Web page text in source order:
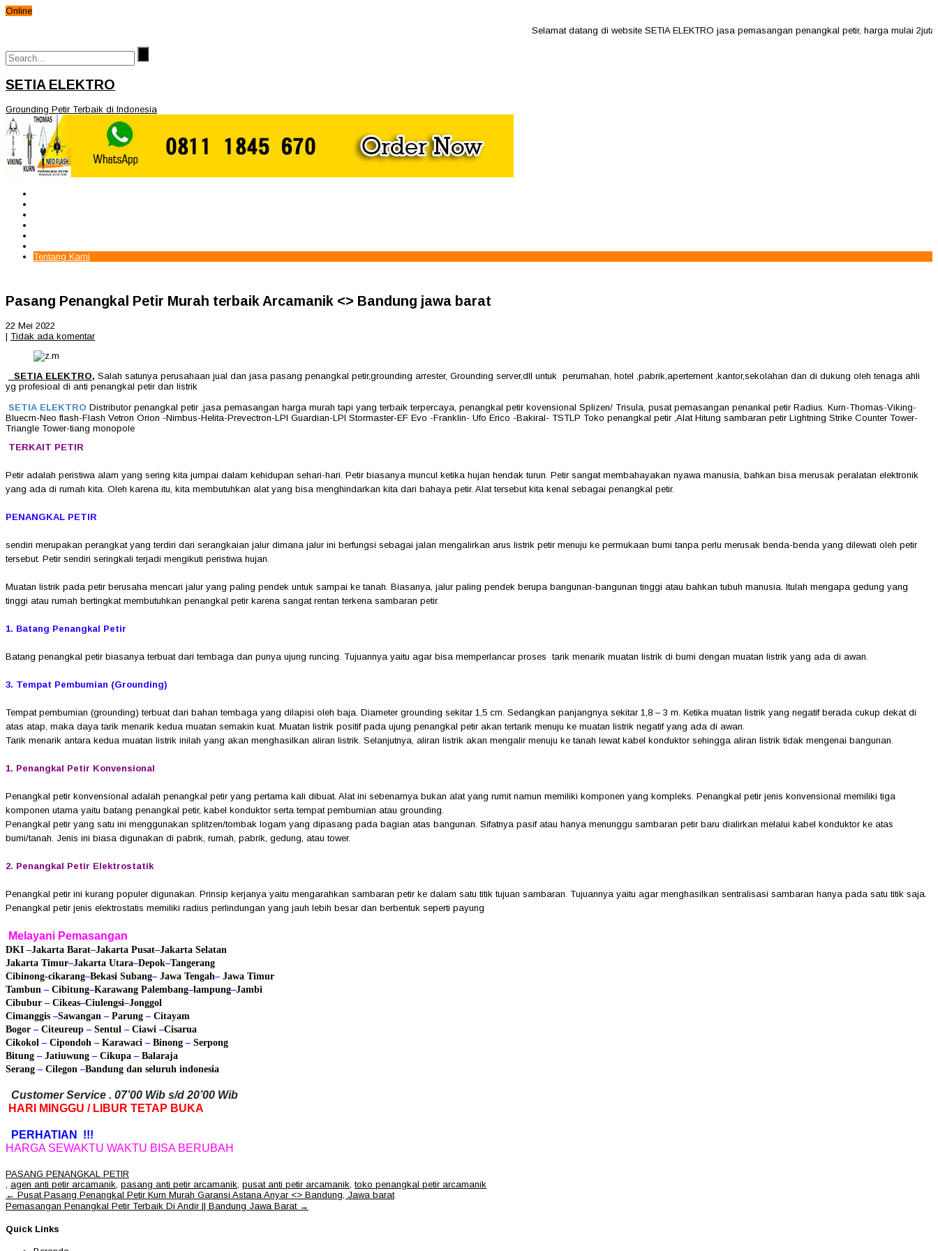
Online
Selamat datang di website SETIA ELEKTRO jasa pemasangan penangkal petir, harga mulai
SETIA ELEKTRO
Grounding Petir Terbaik di Indonesia
Tentang Kami
Pasang Penangkal Petir Murah terbaik Arcamanik <> Bandung jawa barat
22 Mei 2022
| Tidak ada komentar
SETIA ELEKTRO, Salah satunya perusahaan jual dan jasa pasang penangkal petir,grounding arrester, Grounding server,dll untuk perumahan, hotel ,pabrik,apertement ,kantor,sekolahan dan di dukung oleh tenaga ahli
yg profesioal di anti penangkal petir dan listrik
SETIA ELEKTRO Distributor penangkal petir ,jasa pemasangan harga murah tapi yang terbaik terpercaya, penangkal petir kovensional Splizen/ Trisula, pusat pemasangan penankal petir Radius. Kurn-Thomas-Viking-
Bluecrn-Neo flash-Flash Vetron Orion -Nimbus-Helita-Prevectron-LPI Guardian-LPI Stormaster-EF Evo -Franklin- Ufo Erico -Bakiral- TSTLP Toko penangkal petir ,Alat Hitung sambaran petir Lightning Strike Counter Tower-
Triangle Tower-tiang monopole
TERKAIT PETIR
Petir adalah peristiwa alam yang sering kita jumpai dalam kehidupan sehari-hari. Petir biasanya muncul ketika hujan hendak turun. Petir sangat membahayakan nyawa manusia, bahkan bisa merusak peralatan elektronik
yang ada di rumah kita. Oleh karena itu, kita membutuhkan alat yang bisa menghindarkan kita dari bahaya petir. Alat tersebut kita kenal sebagai penangkal petir.
PENANGKAL PETIR
sendiri merupakan perangkat yang terdiri dari serangkaian jalur dimana jalur ini berfungsi sebagai jalan mengalirkan arus listrik petir menuju ke permukaan bumi tanpa perlu merusak benda-benda yang dilewati oleh petir
tersebut. Petir sendiri seringkali terjadi mengikuti peristiwa hujan.
Muatan listrik pada petir berusaha mencari jalur yang paling pendek untuk sampai ke tanah. Biasanya, jalur paling pendek berupa bangunan-bangunan tinggi atau bahkan tubuh manusia. Itulah mengapa gedung yang
tinggi atau rumah bertingkat membutuhkan penangkal petir karena sangat rentan terkena sambaran petir.
1. Batang Penangkal Petir
Batang penangkal petir biasanya terbuat dari tembaga dan punya ujung runcing. Tujuannya yaitu agar bisa memperlancar proses tarik menarik muatan listrik di bumi dengan muatan listrik yang ada di awan.
3. Tempat Pembumian (Grounding)
Tempat pembumian (grounding) terbuat dari bahan tembaga yang dilapisi oleh baja. Diameter grounding sekitar 1,5 cm. Sedangkan panjangnya sekitar 1,8 – 3 m. Ketika muatan listrik yang negatif berada cukup dekat di
atas atap, maka daya tarik menarik kedua muatan semakin kuat. Muatan listrik positif pada ujung penangkal petir akan tertarik menuju ke muatan listrik negatif yang ada di awan.
Tarik menarik antara kedua muatan listrik inilah yang akan menghasilkan aliran listrik. Selanjutnya, aliran listrik akan mengalir menuju ke tanah lewat kabel konduktor sehingga aliran listrik tidak mengenai bangunan.
1. Penangkal Petir Konvensional
Penangkal petir konvensional adalah penangkal petir yang pertama kali dibuat. Alat ini sebenarnya bukan alat yang rumit namun memiliki komponen yang kompleks. Penangkal petir jenis konvensional memiliki tiga
komponen utama yaitu batang penangkal petir, kabel konduktor serta tempat pembumian atau grounding.
Penangkal petir yang satu ini menggunakan splitzen/tombak logam yang dipasang pada bagian atas bangunan. Sifatnya pasif atau hanya menunggu sambaran petir baru dialirkan melalui kabel konduktor ke atas
bumi/tanah. Jenis ini biasa digunakan di pabrik, rumah, pabrik, gedung, atau tower.
2. Penangkal Petir Elektrostatik
Penangkal petir ini kurang populer digunakan. Prinsip kerjanya yaitu mengarahkan sambaran petir ke dalam satu titik tujuan sambaran. Tujuannya yaitu agar menghasilkan sentralisasi sambaran hanya pada satu titik saja.
Penangkal petir jenis elektrostatis memiliki radius perlindungan yang jauh lebih besar dan berbentuk seperti payung
Melayani Pemasangan
DKI –Jakarta Barat–Jakarta Pusat–Jakarta Selatan
Jakarta Timur–Jakarta Utara–Depok–Tangerang
Cibinong-cikarang–Bekasi Subang– Jawa Tengah– Jawa Timur
Tambun – Cibitung–Karawang Palembang–lampung–Jambi
Cibubur – Cikeas–Ciulengsi–Jonggol
Cimanggis –Sawangan – Parung – Citayam
Bogor – Citeureup – Sentul – Ciawi –Cisarua
Cikokol – Cipondoh – Karawaci – Binong – Serpong
Bitung – Jatiuwung – Cikupa – Balaraja
Serang – Cilegon –Bandung dan seluruh indonesia
Customer Service . 07’00 Wib s/d 20’00 Wib
HARI MINGGU / LIBUR TETAP BUKA
PERHATIAN !!!
HARGA SEWAKTU WAKTU BISA BERUBAH
PASANG PENANGKAL PETIR
agen anti petir arcamanik pasang anti petir arcamanik pusat anti petir arcamanik toko penangkal petir arcamanik
Post
navigation
← Pusat Pasang Penangkal Petir Kurn Murah Garansi Astana Anyar <> Bandung, Jawa barat
Pemasangan Penangkal Petir Terbaik Di Andir || Bandung Jawa Barat →
Quick Links